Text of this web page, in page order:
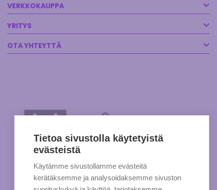
VERKKOKAUPPA
YRITYS
OTA YHTEYTTÄ
Tietoa sivustolla käytetyistä
evästeistä
Käytämme sivustollamme evästeitä
kerätäksemme ja analysoidaksemme sivuston